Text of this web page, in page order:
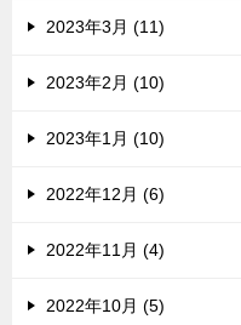
2023年3月 (11)
2023年2月 (10)
2023年1月 (10)
2022年12月 (6)
2022年11月 (4)
2022年10月 (5)